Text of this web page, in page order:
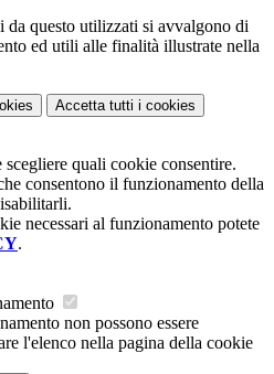
da questo utilizzati si avvalgono di
ed utili alle finalità illustrate nella
Accetta tutti i cookies
scegliere quali cookie consentire.
consentono il funzionamento della
necessari al funzionamento potete
.
non possono essere
l'elenco nella pagina della cookie